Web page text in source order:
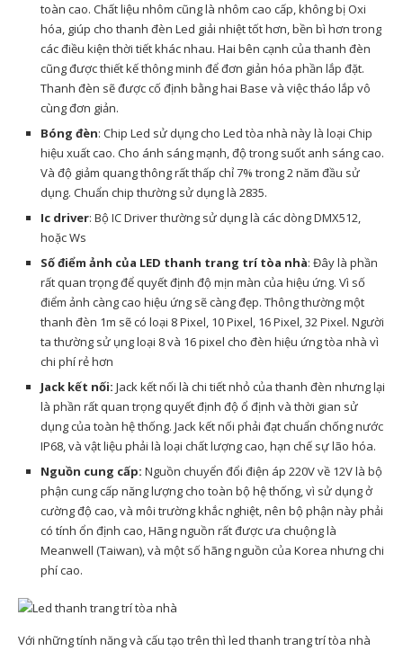
toàn cao. Chất liệu nhôm cũng là nhôm cao cấp, không bị Oxi
hóa, giúp cho thanh đèn Led giải nhiệt tốt hơn, bền bì hơn trong
các điều kiện thời tiết khác nhau. Hai bên cạnh của thanh đèn
cũng được thiết kế thông minh để đơn giản hóa phần lắp đặt.
Thanh đèn sẽ được cố định bằng hai Base và việc tháo lắp vô
cùng đơn giản.
Bóng đèn: Chip Led sử dụng cho Led tòa nhà này là loại Chip
hiệu xuất cao. Cho ánh sáng mạnh, độ trong suốt anh sáng cao.
Và độ giảm quang thông rất thấp chỉ 7% trong 2 năm đầu sử
dụng. Chuẩn chip thường sử dụng là 2835.
Ic driver: Bộ IC Driver thường sử dụng là các dòng DMX512,
hoặc Ws
Số điểm ảnh của LED thanh trang trí tòa nhà: Đây là phần
rất quan trọng để quyết định độ mịn màn của hiệu ứng. Vì số
điểm ảnh càng cao hiệu ứng sẽ càng đẹp. Thông thường một
thanh đèn 1m sẽ có loại 8 Pixel, 10 Pixel, 16 Pixel, 32 Pixel. Người
ta thường sử ụng loại 8 và 16 pixel cho đèn hiệu ứng tòa nhà vì
chi phí rẻ hơn
Jack kết nối: Jack kết nối là chi tiết nhỏ của thanh đèn nhưng lại
là phần rất quan trọng quyết định độ ổ định và thời gian sử
dụng của toàn hệ thống. Jack kết nối phải đạt chuẩn chống nước
IP68, và vật liệu phải là loại chất lượng cao, hạn chế sự lão hóa.
Nguồn cung cấp: Nguồn chuyển đổi điện áp 220V về 12V là bộ
phận cung cấp năng lượng cho toàn bộ hệ thống, vì sử dụng ở
cường độ cao, và môi trường khắc nghiệt, nên bộ phận này phải
có tính ổn định cao, Hãng nguồn rất được ưa chuộng là
Meanwell (Taiwan), và một số hãng nguồn của Korea nhưng chi
phí cao.
Với những tính năng và cấu tạo trên thì led thanh trang trí tòa nhà